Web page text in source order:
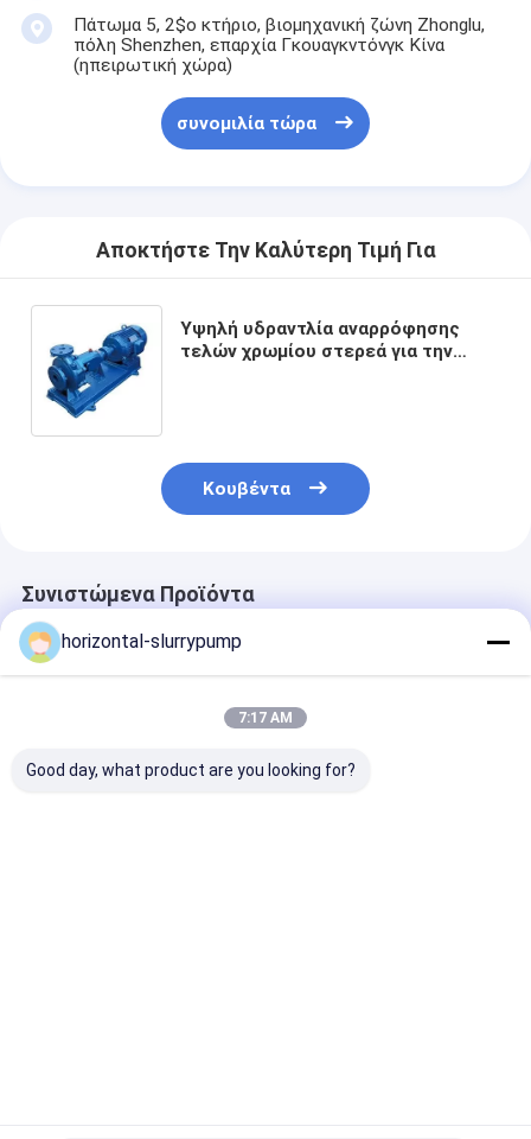
Πάτωμα 5, 2$ο κτήριο, βιομηχανική ζώνη Zhonglu,
πόλη Shenzhen, επαρχία Γκουαγκντόνγκ Κίνα
(ηπειρωτική χώρα)
συνομιλία τώρα
Αποκτήστε Την Καλύτερη Τιμή Για
Υψηλή υδραντλία αναρρόφησης
τελών χρωμίου στερεά για την
Κουβέντα
Συνιστώμενα Προϊόντα
horizontal-slurrypump
7:17 AM
Good day, what product are you looking for?